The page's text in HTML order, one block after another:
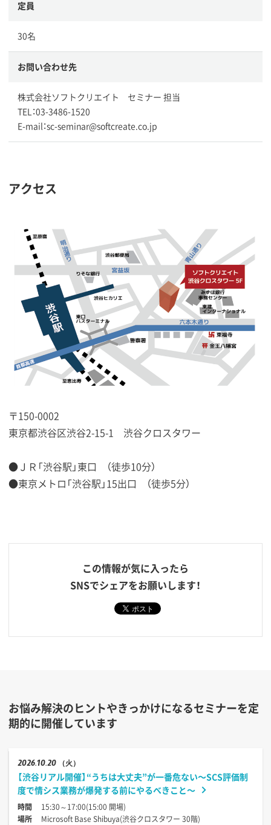
定員
30名
お問い合わせ先
株式会社ソフトクリエイト セミナー 担当
TEL：03-3486-1520
E-mail：sc-seminar@softcreate.co.jp
アクセス
〒150-0002
東京都渋谷区渋谷2-15-1 渋谷クロスタワー
●ＪＲ「渋谷駅」東口 （徒歩10分）
●東京メトロ「渋谷駅」15出口 （徒歩5分）
この情報が気に入ったら
SNSでシェアをお願いします！
お悩み解決のヒントやきっかけになるセミナーを定
期的に開催しています
202610.20 （火）
【渋谷リアル開催】“うちは大丈夫”が一番危ない〜SCS評価制
度で情シス業務が爆発する前にやるべきこと〜
時間
15:30～17:00(15:00 開場)
場所
Microsoft Base Shibuya(渋谷クロスタワー 30階)